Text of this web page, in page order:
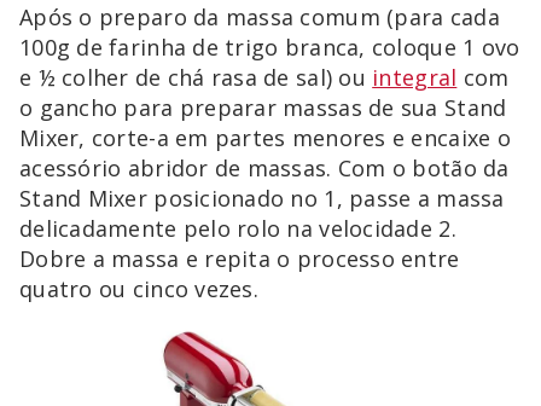
Após o preparo da massa comum (para cada
100g de farinha de trigo branca, coloque 1 ovo
e ½ colher de chá rasa de sal) ou integral com
o gancho para preparar massas de sua Stand
Mixer, corte-a em partes menores e encaixe o
acessório abridor de massas. Com o botão da
Stand Mixer posicionado no 1, passe a massa
delicadamente pelo rolo na velocidade 2.
Dobre a massa e repita o processo entre
quatro ou cinco vezes.